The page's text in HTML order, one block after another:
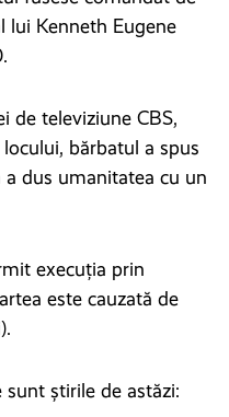
lui Kenneth Eugene
de televiziune CBS,
bărbatul a spus
dus umanitatea cu un
execuţia prin
este cauzată de
sunt știrile de astăzi: